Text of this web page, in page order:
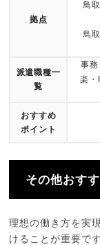
拠点
鳥
鳥
派遣職種一
覧
事務
楽・
おすすめ
ポイント
その他おす
理想の働き方を実
けることが重要です